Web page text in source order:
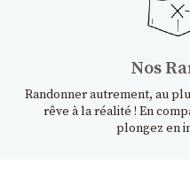
Nos
Randonner autrement, au
rêve à la réalité ! En
plongez en